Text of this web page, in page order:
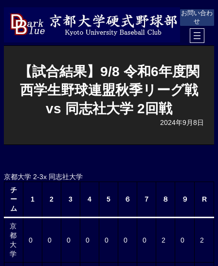
キ
お問い合わ
せ
【試合結果】9/8 令和6年度関
西学生野球連盟秋季リーグ戦
vs 同志社大学 2回戦
2024年9月8日
京都大学 2-3x 同志社大学
チ
ー
ム
1 2 3 4 5 ６ ７ ８ ９ R
京
都
大
学
0 0 0 0 0 0 0 2 0 2